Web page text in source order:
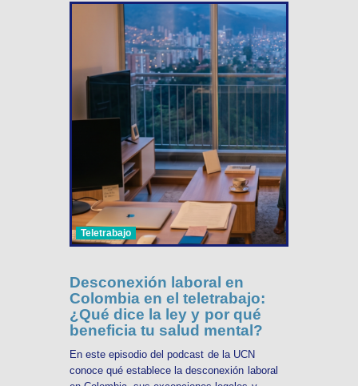
Teletrabajo
Desconexión laboral en
Colombia en el teletrabajo:
¿Qué dice la ley y por qué
beneficia tu salud mental?
En este episodio del podcast de la UCN
conoce qué establece la desconexión laboral